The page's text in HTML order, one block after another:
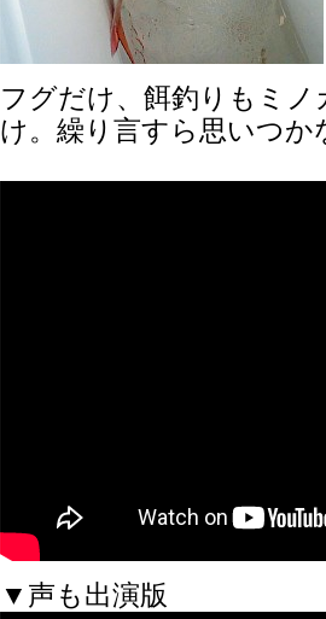
フグだけ、餌釣りもミ
け。繰り言すら思いつか
▼声も出演版